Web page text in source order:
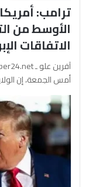
ترامب:
الأوسط من
الاتفاقات
أمس الجمعة، إن